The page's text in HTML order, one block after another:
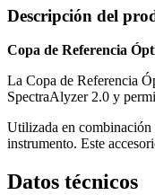
Descripción del
Copa de Referencia
La Copa de Referencia
SpectraAlyzer 2.0 y
Utilizada en combinación
instrumento. Este
Datos técnicos